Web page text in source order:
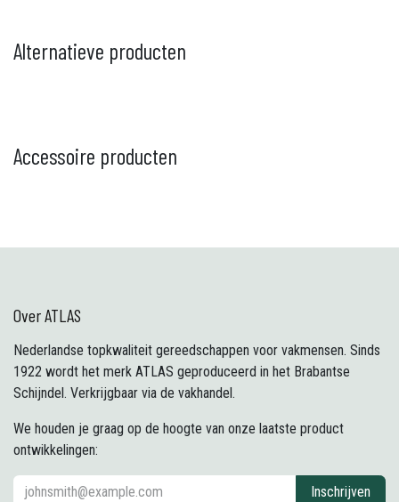
Alternatieve producten
Accessoire producten
Over ATLAS
Nederlandse topkwaliteit gereedschappen voor vakmensen. Sinds
1922 wordt het merk ATLAS geproduceerd in het Brabantse
Schijndel. Verkrijgbaar via de vakhandel.
We houden je graag op de hoogte van onze laatste product
ontwikkelingen:
Inschrijven